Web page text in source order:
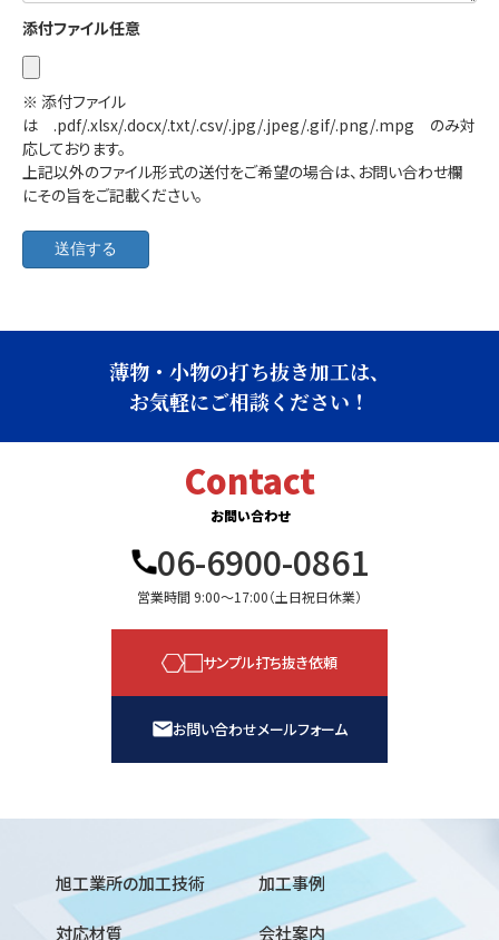
添付ファイル任意
※ 添付ファイル
は .pdf/.xlsx/.docx/.txt/.csv/.jpg/.jpeg/.gif/.png/.mpg のみ対
応しております。
上記以外のファイル形式の送付をご希望の場合は、お問い合わせ欄
にその旨をご記載ください。
薄物・小物の打ち抜き加工は、
お気軽にご相談ください！
Contact
お問い合わせ
06-6900-0861
営業時間 9:00〜17:00（土日祝日休業）
サンプル打ち抜き依頼
お問い合わせメールフォーム
旭工業所の加工技術 加工事例
対応材質 会社案内